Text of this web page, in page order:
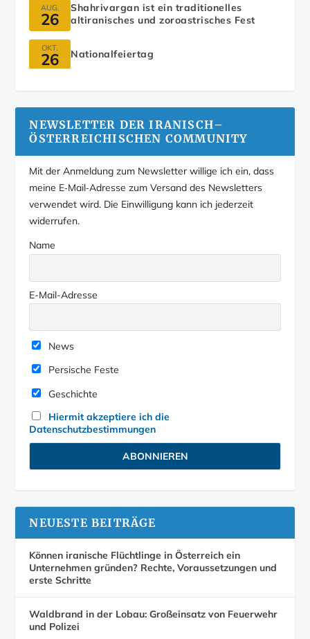
AUG.
26
Shahrivargan ist ein traditionelles
altiranisches und zoroastrisches Fest
OKT.
26 Nationalfeiertag
NEWSLETTER DER IRANISCH–
ÖSTERREICHISCHEN COMMUNITY
Mit der Anmeldung zum Newsletter willige ich ein, dass
meine E‑Mail‑Adresse zum Versand des Newsletters
verwendet wird. Die Einwilligung kann ich jederzeit
widerrufen.
Name
E-Mail-Adresse
News
Persische Feste
Geschichte
Hiermit akzeptiere ich die
Datenschutzbestimmungen
NEUESTE BEITRÄGE
Können iranische Flüchtlinge in Österreich ein
Unternehmen gründen? Rechte, Voraussetzungen und
erste Schritte
Waldbrand in der Lobau: Großeinsatz von Feuerwehr
und Polizei